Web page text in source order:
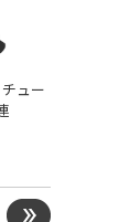
ュー